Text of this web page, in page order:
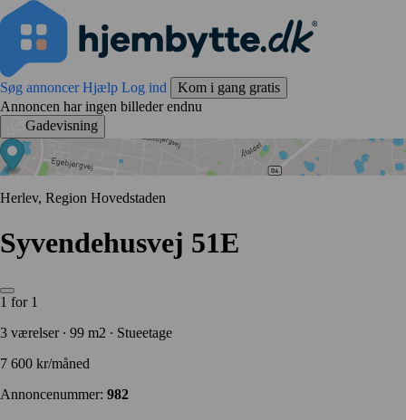
Søg annoncerHjælp Log ind
Kom i gang gratis
Annoncen har ingen billeder endnu
Gadevisning
Herlev, Region Hovedstaden
Syvendehusvej 51E
1 for 1
3 værelser ∙ 99 m2 ∙ Stueetage
7 600 kr/måned
Annoncenummer: 982